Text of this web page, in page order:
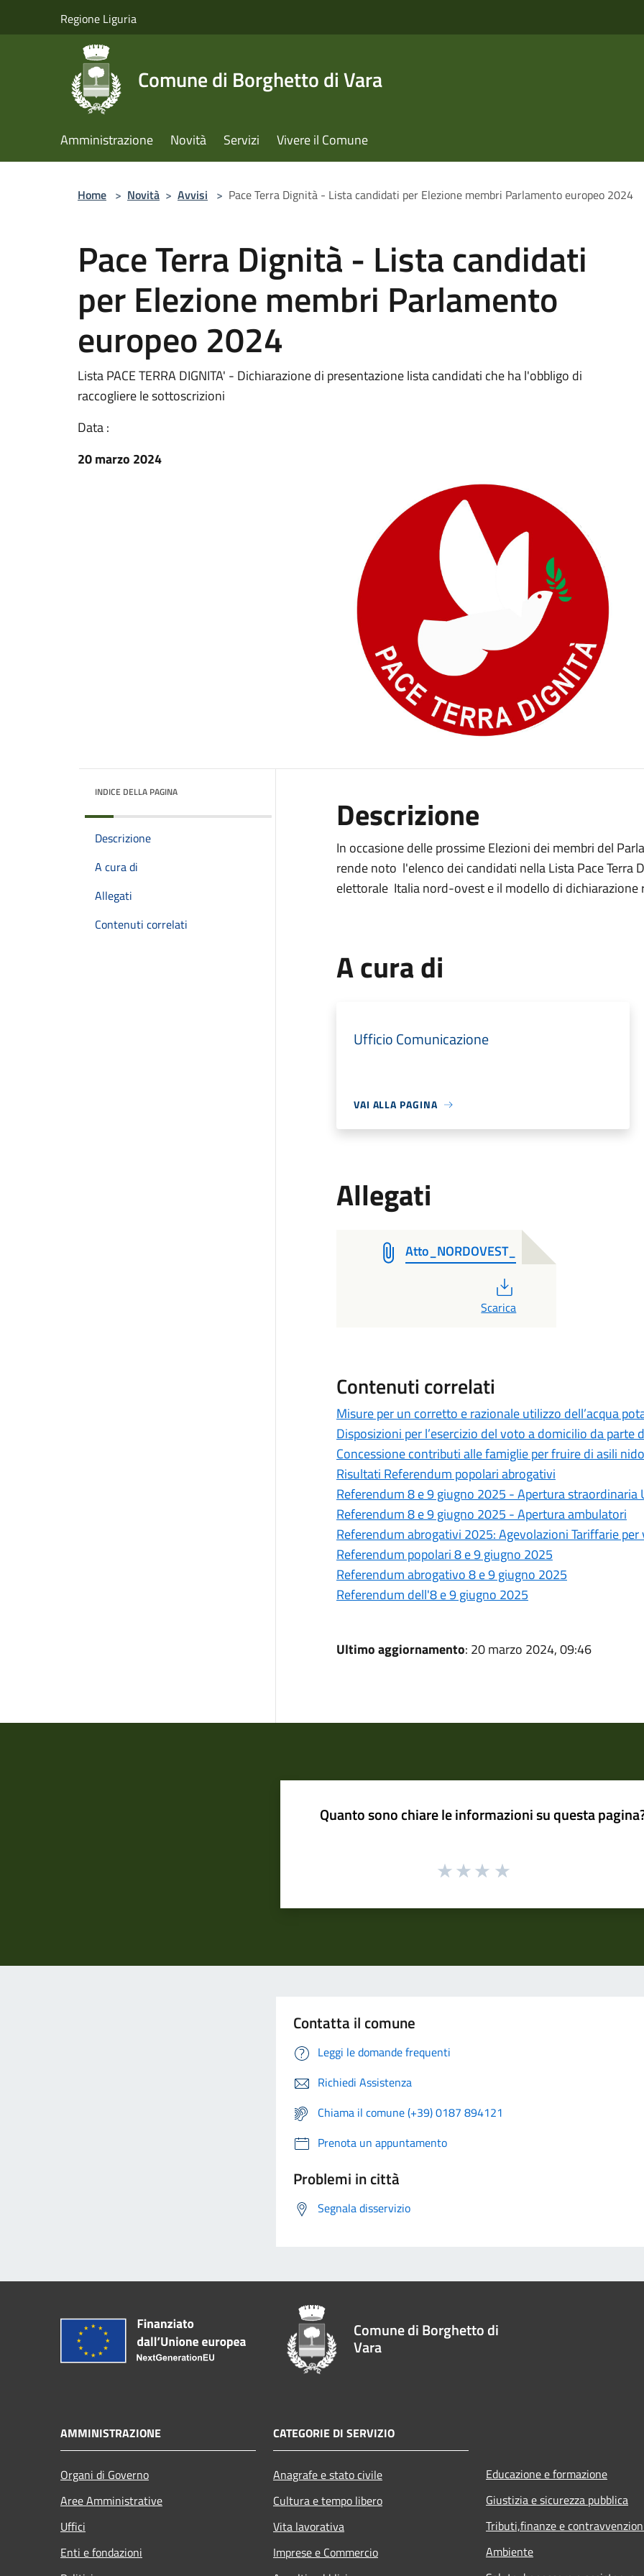
Regione Liguria
Comune di Borghetto di Vara
Amministrazione Novità Servizi Vivere il Comune
Home > Novità > Avvisi > Pace Terra Dignità - Lista candidati per Elezione membri Parlamento europeo 2024
Pace Terra Dignità - Lista candidati
per Elezione membri Parlamento
europeo 2024
Lista PACE TERRA DIGNITA' - Dichiarazione di presentazione lista candidati che ha l'obbligo di
raccogliere le sottoscrizioni
Data :
20 marzo 2024
INDICE DELLA PAGINA
Descrizione
A cura di
Allegati
Contenuti correlati
Descrizione
In occasione delle prossime Elezioni dei membri del
rende noto l'elenco dei candidati nella Lista Pace Terra
elettorale Italia nord-ovest e il modello di
A cura di
Ufficio Comunicazione
VAI ALLA PAGINA
Allegati
Atto_NORDOVEST_
Scarica
Contenuti correlati
Misure per un corretto e razionale utilizzo dell’acqua
Disposizioni per l’esercizio del voto a domicilio da
Concessione contributi alle famiglie per fruire di asili
Risultati Referendum popolari abrogativi
Referendum 8 e 9 giugno 2025 - Apertura straordinaria
Referendum 8 e 9 giugno 2025 - Apertura ambulatori
Referendum abrogativi 2025: Agevolazioni Tariffarie
Referendum popolari 8 e 9 giugno 2025
Referendum abrogativo 8 e 9 giugno 2025
Referendum dell'8 e 9 giugno 2025
Ultimo aggiornamento: 20 marzo 2024, 09:46
Quanto sono chiare le informazioni su questa
Contatta il comune
Leggi le domande frequenti
Richiedi Assistenza
Chiama il comune (+39) 0187 894121
Prenota un appuntamento
Problemi in città
Segnala disservizio
Comune di Borghetto di
Vara
AMMINISTRAZIONE
Organi di Governo
Aree Amministrative
Uffici
Enti e fondazioni
CATEGORIE DI SERVIZIO
Anagrafe e stato civile
Cultura e tempo libero
Vita lavorativa
Imprese e Commercio
Educazione e formazione
Giustizia e sicurezza pubblica
Tributi,finanze e
Ambiente